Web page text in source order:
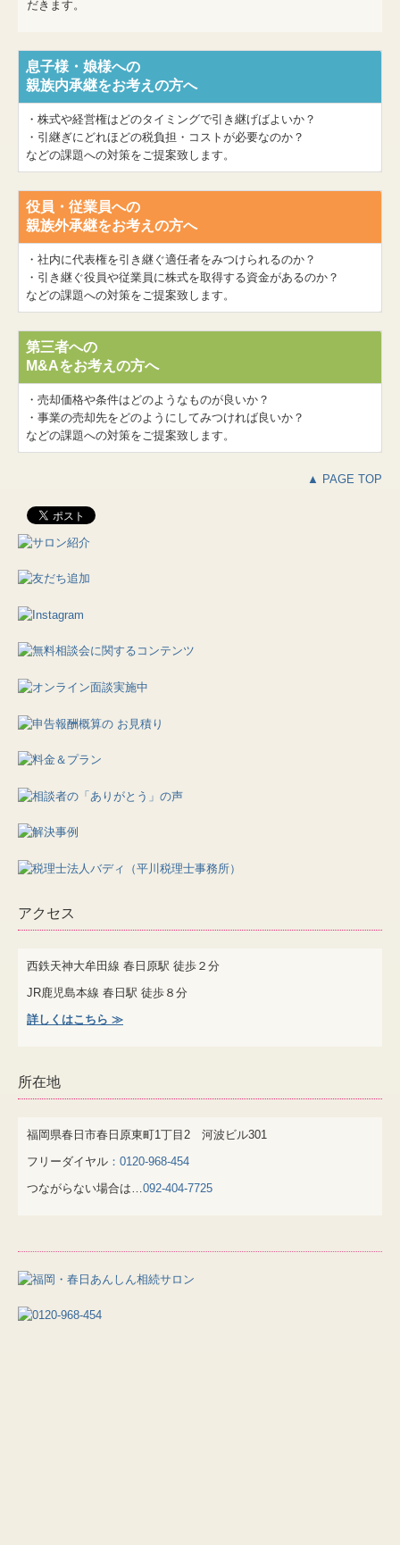
アクセス
西鉄天神大牟田線 春日原駅 徒歩２分
JR鹿児島本線 春日駅 徒歩８分
詳しくはこちら ≫
所在地
福岡県春日市春日原東町1丁目2 河波ビル301
フリーダイヤル ：0120-968-454
つながらない場合は… 092-404-7725
だきます。
息子様・娘様への
親族内承継をお考えの方へ
・株式や経営権はどのタイミングで引き継げばよいか？
・引継ぎにどれほどの税負担・コストが必要なのか？
などの課題への対策をご提案致します。
役員・従業員への
親族外承継をお考えの方へ
・社内に代表権を引き継ぐ適任者をみつけられるのか？
・引き継ぐ役員や従業員に株式を取得する資金があるのか？
などの課題への対策をご提案致します。
第三者への
M&Aをお考えの方へ
・売却価格や条件はどのようなものが良いか？
・事業の売却先をどのようにしてみつければ良いか？
などの課題への対策をご提案致します。
▲ PAGE TOP